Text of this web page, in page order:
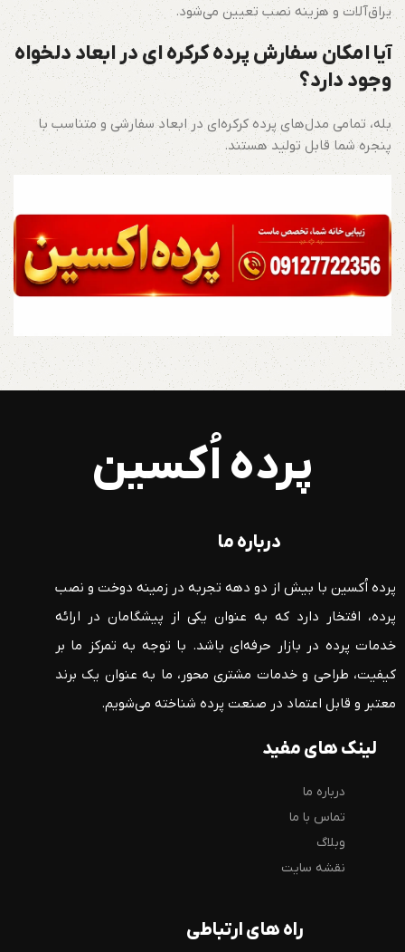
یراق‌آلات و هزینه نصب تعیین می‌شود.
آیا امکان سفارش پرده کرکره ای در ابعاد دلخواه
وجود دارد؟
بله، تمامی مدل‌های پرده کرکره‌ای در ابعاد سفارشی و متناسب با
پنجره شما قابل تولید هستند.
پرده اُکسین
درباره ما
پرده اُکسین با بیش از دو دهه تجربه در زمینه دوخت و نصب
پرده، افتخار دارد که به عنوان یکی از پیشگامان در ارائه
خدمات پرده در بازار حرفه‌ای باشد. با توجه به تمرکز ما بر
کیفیت، طراحی و خدمات مشتری محور، ما به عنوان یک برند
معتبر و قابل اعتماد در صنعت پرده شناخته می‌شویم.
لینک های مفید
درباره ما
تماس با ما
وبلاگ
نقشه سایت
راه های ارتباطی